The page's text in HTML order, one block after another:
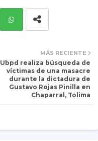
ats
ap
MÁS RECIENTE
Ubpd realiza búsqueda de
víctimas de una masacre
durante la dictadura de
Gustavo Rojas Pinilla en
Chaparral, Tolima